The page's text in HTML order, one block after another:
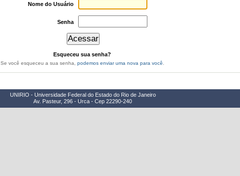
Nome do Usuário
Senha
Esqueceu sua senha?
Se você esqueceu a sua senha, podemos enviar uma nova para você.
UNIRIO - Universidade Federal do Estado do Rio de Janeiro
Av. Pasteur, 296 - Urca - Cep 22290-240